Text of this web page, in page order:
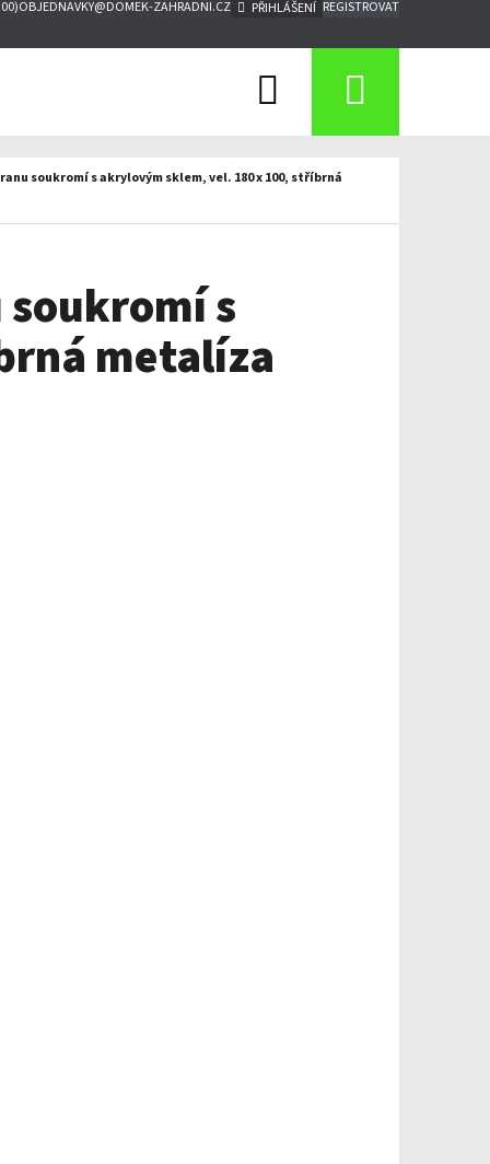
OBJEDNAVKY@DOMEK-ZAHRADNI.CZ PŘIHLÁŠENÍ REGISTROVAT
Hledat
soukromí s akrylovým sklem, vel. 180 x 100, stříbrná
s
metalíza